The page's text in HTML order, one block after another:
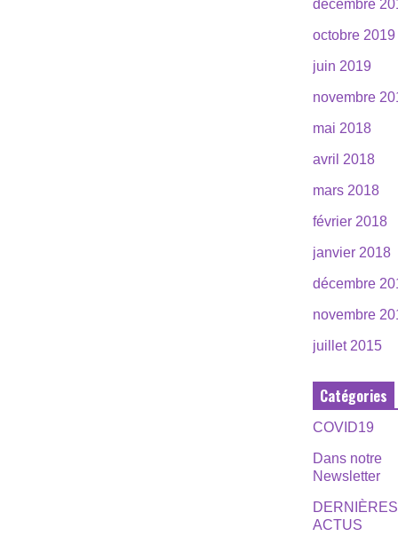
décembre
octobre 2019
juin 2019
novembre
mai 2018
avril 2018
mars 2018
février 2018
janvier 2018
décembre
novembre
juillet 2015
Catégories
COVID19
Dans notre
Newsletter
DERNIÈRES
ACTUS